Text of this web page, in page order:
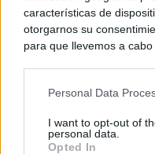
características de
otorgarnos su
para que llevemos a
negar su consentimiento.
de su consentimiento,
rechazar tal
Personal Data
I want to opt-out of
personal data.
Opted In